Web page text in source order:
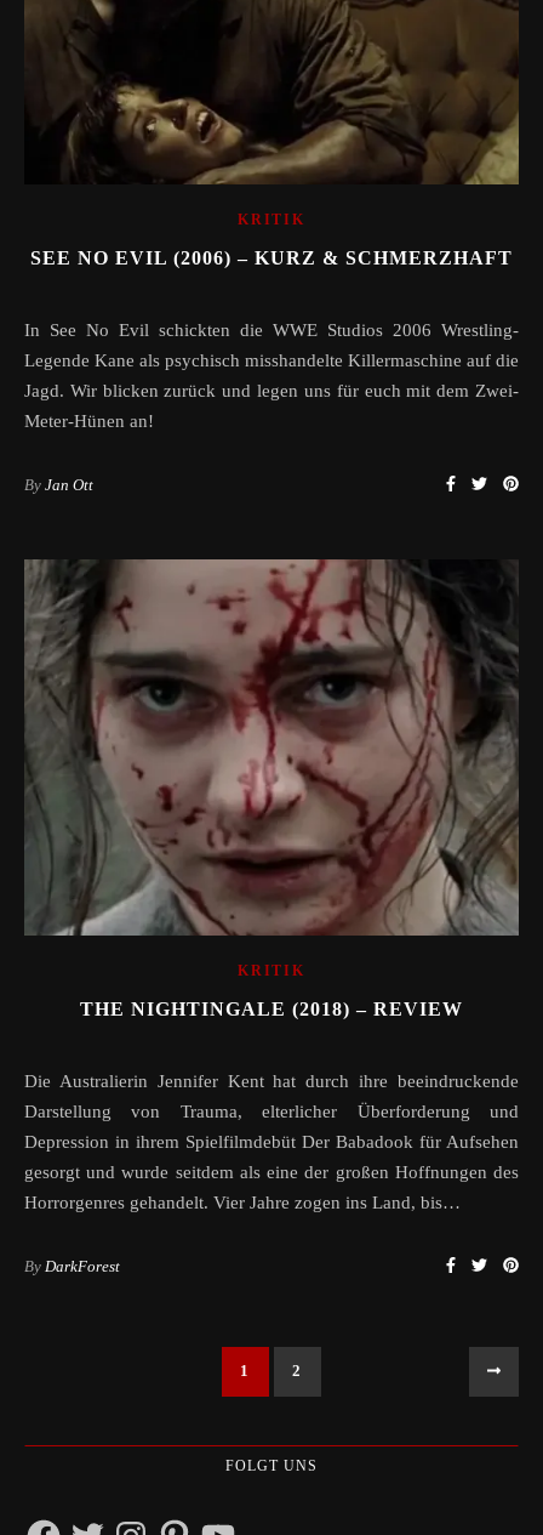
KRITIK
SEE NO EVIL (2006) – KURZ & SCHMERZHAFT
In See No Evil schickten die WWE Studios 2006 Wrestling-
Legende Kane als psychisch misshandelte Killermaschine auf die
Jagd. Wir blicken zurück und legen uns für euch mit dem Zwei-
Meter-Hünen an!
By Jan Ott
KRITIK
THE NIGHTINGALE (2018) – REVIEW
Die Australierin Jennifer Kent hat durch ihre beeindruckende
Darstellung von Trauma, elterlicher Überforderung und
Depression in ihrem Spielfilmdebüt Der Babadook für Aufsehen
gesorgt und wurde seitdem als eine der großen Hoffnungen des
Horrorgenres gehandelt. Vier Jahre zogen ins Land, bis…
By DarkForest
1 2
FOLGT UNS
FacebookTwitterInstagramPinterestYouTube